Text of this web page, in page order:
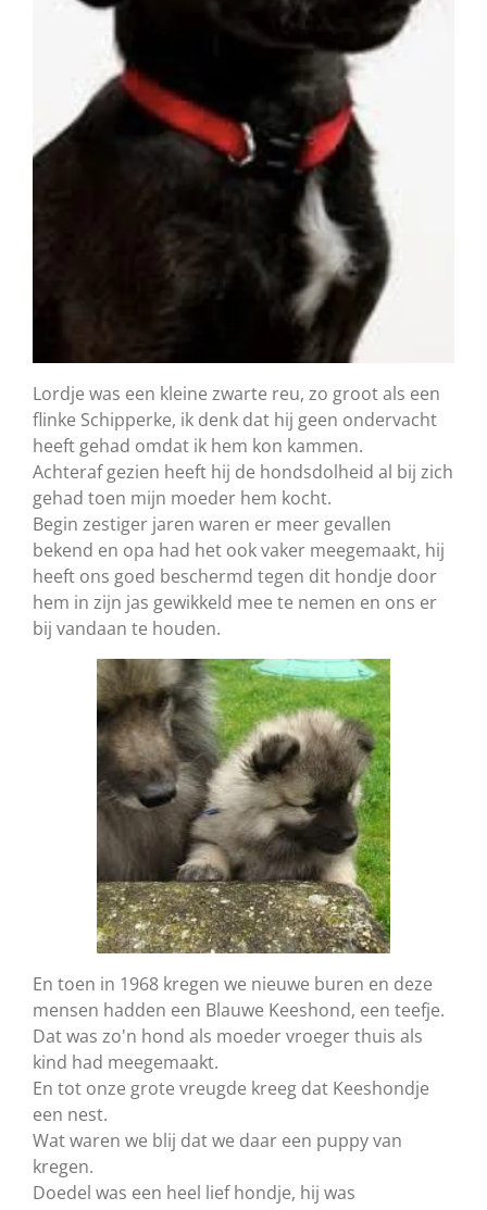
Lordje was een kleine zwarte reu, zo groot als een
flinke Schipperke, ik denk dat hij geen ondervacht
heeft gehad omdat ik hem kon kammen.
Achteraf gezien heeft hij de hondsdolheid al bij zich
gehad toen mijn moeder hem kocht.
Begin zestiger jaren waren er meer gevallen
bekend en opa had het ook vaker meegemaakt, hij
heeft ons goed beschermd tegen dit hondje door
hem in zijn jas gewikkeld mee te nemen en ons er
bij vandaan te houden.
En toen in 1968 kregen we nieuwe buren en deze
mensen hadden een Blauwe Keeshond, een teefje.
Dat was zo'n hond als moeder vroeger thuis als
kind had meegemaakt.
En tot onze grote vreugde kreeg dat Keeshondje
een nest.
Wat waren we blij dat we daar een puppy van
kregen.
Doedel was een heel lief hondje, hij was